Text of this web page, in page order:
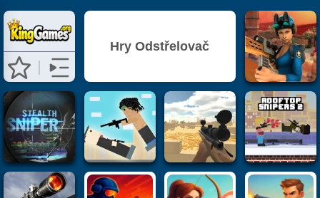
Hry Odstřelovač